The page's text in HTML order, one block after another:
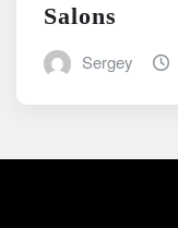
Salons
Sergey